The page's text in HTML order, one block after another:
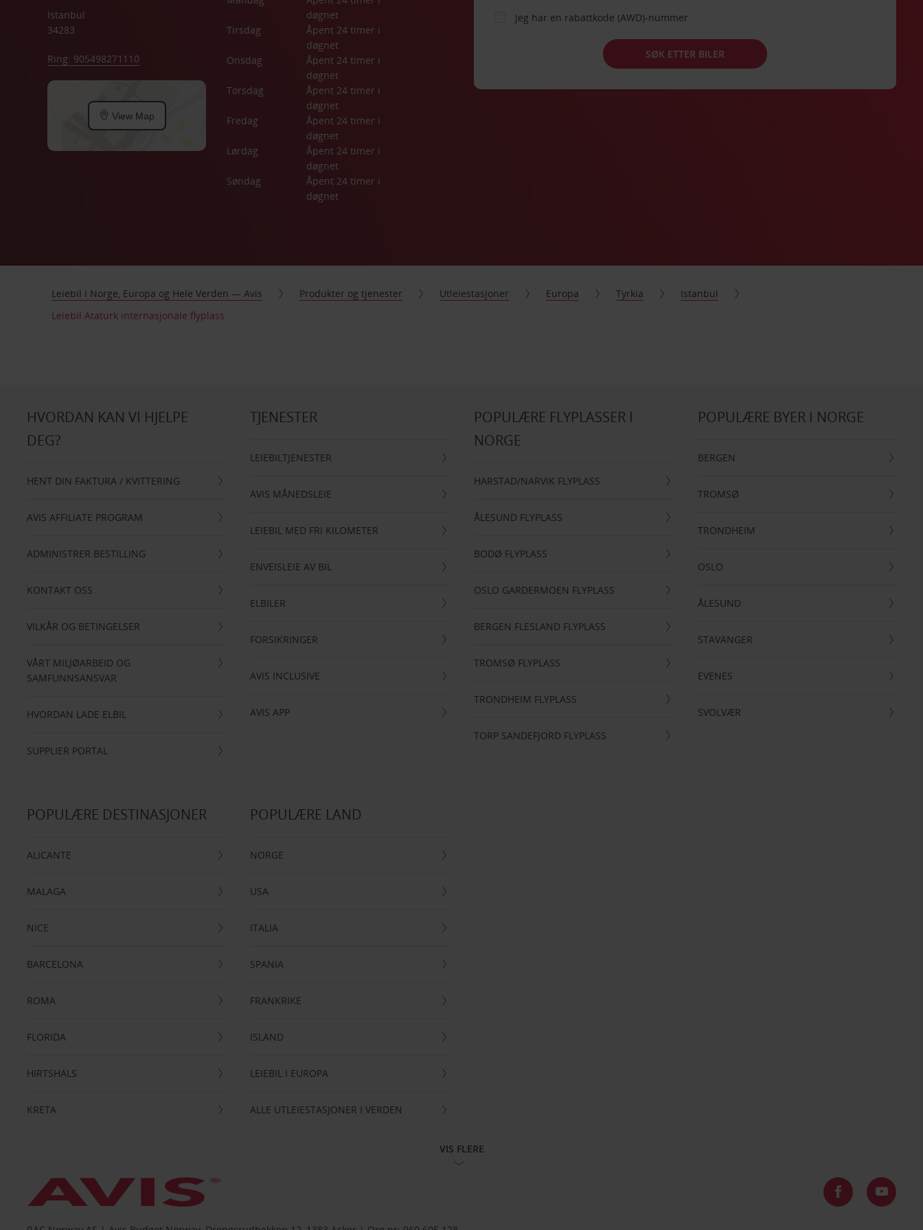
Istanbul
34283
Ring: 905498271110
View Map
døgnet
Tirsdag
Åpent 24 timer i
døgnet
Onsdag
Åpent 24 timer i
døgnet
Torsdag
Åpent 24 timer i
døgnet
Fredag
Åpent 24 timer i
døgnet
Lørdag
Åpent 24 timer i
døgnet
Søndag
Åpent 24 timer i
døgnet
Jeg har en rabattkode (AWD)-nummer
SØK ETTER BILER
Leiebil i Norge, Europa og Hele Verden — Avis Produkter og tjenester Utleiestasjoner Europa Tyrkia
Istanbul
Leiebil Ataturk internasjonale flyplass
HVORDAN KAN VI HJELPE
DEG?
HENT DIN FAKTURA / KVITTERING
AVIS AFFILIATE PROGRAM
ADMINISTRER BESTILLING
KONTAKT OSS
VILKÅR OG BETINGELSER
VÅRT MILJØARBEID OG
SAMFUNNSANSVAR
HVORDAN LADE ELBIL
SUPPLIER PORTAL
TJENESTER
LEIEBILTJENESTER
AVIS MÅNEDSLEIE
LEIEBIL MED FRI KILOMETER
ENVEISLEIE AV BIL
ELBILER
FORSIKRINGER
AVIS INCLUSIVE
AVIS APP
POPULÆRE FLYPLASSER I
NORGE
HARSTAD/NARVIK FLYPLASS
ÅLESUND FLYPLASS
BODØ FLYPLASS
OSLO GARDERMOEN FLYPLASS
BERGEN FLESLAND FLYPLASS
TROMSØ FLYPLASS
TRONDHEIM FLYPLASS
TORP SANDEFJORD FLYPLASS
POPULÆRE BYER I NORGE
BERGEN
TROMSØ
TRONDHEIM
OSLO
ÅLESUND
STAVANGER
EVENES
SVOLVÆR
POPULÆRE DESTINASJONER
ALICANTE
MALAGA
NICE
BARCELONA
ROMA
FLORIDA
HIRTSHALS
KRETA
POPULÆRE LAND
NORGE
USA
ITALIA
SPANIA
FRANKRIKE
ISLAND
LEIEBIL I EUROPA
ALLE UTLEIESTASJONER I VERDEN
VIS FLERE